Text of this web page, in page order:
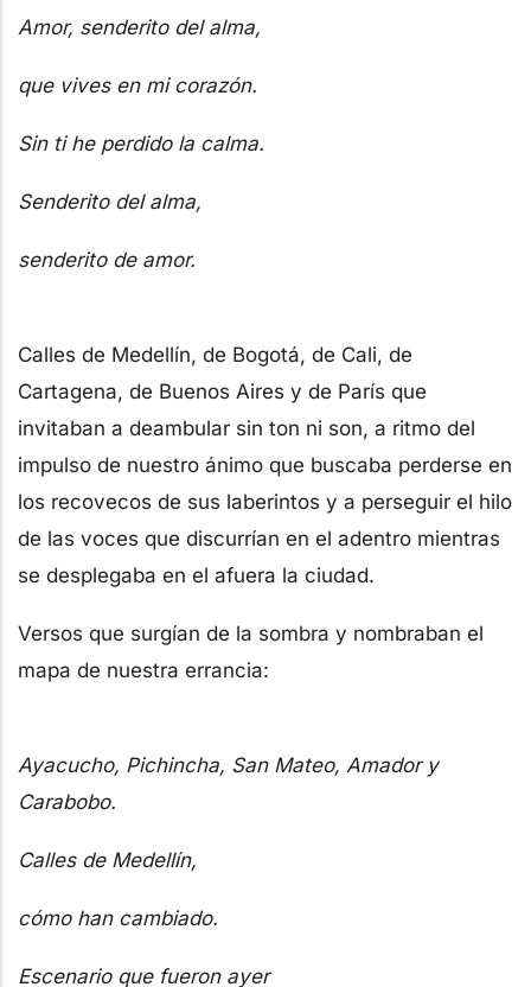
Amor, senderito del alma,
que vives en mi corazón.
Sin ti he perdido la calma.
Senderito del alma,
senderito de amor.
Calles de Medellín, de Bogotá, de Cali, de
Cartagena, de Buenos Aires y de París que
invitaban a deambular sin ton ni son, a ritmo del
impulso de nuestro ánimo que buscaba perderse en
los recovecos de sus laberintos y a perseguir el hilo
de las voces que discurrían en el adentro mientras
se desplegaba en el afuera la ciudad.
Versos que surgían de la sombra y nombraban el
mapa de nuestra errancia:
Ayacucho, Pichincha, San Mateo, Amador y
Carabobo.
Calles de Medellín,
cómo han cambiado.
Escenario que fueron ayer